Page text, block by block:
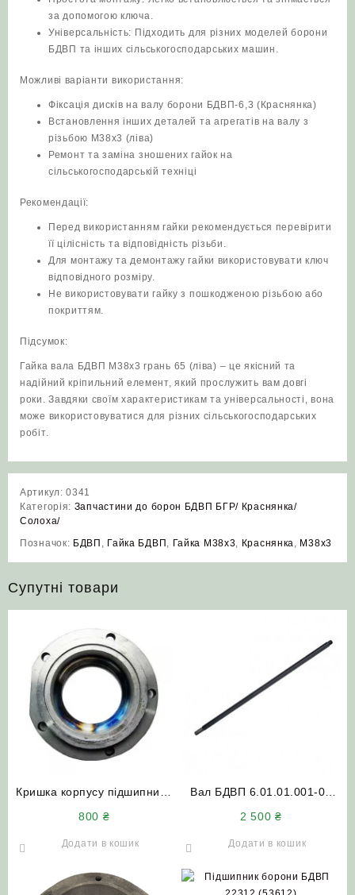
за допомогою ключа.
Універсальність: Підходить для різних моделей борони
БДВП та інших сільськогосподарських машин.
Можливі варіанти використання:
Фіксація дисків на валу борони БДВП-6,3 (Краснянка)
Встановлення інших деталей та агрегатів на валу з
різьбою М38х3 (ліва)
Ремонт та заміна зношених гайок на
сільськогосподарській техніці
Рекомендації:
Перед використанням гайки рекомендується перевірити
її цілісність та відповідність різьби.
Для монтажу та демонтажу гайки використовувати ключ
відповідного розміру.
Не використовувати гайку з пошкодженою різьбою або
покриттям.
Підсумок:
Гайка вала БДВП М38х3 грань 65 (ліва) – це якісний та
надійний кріпильний елемент, який прослужить вам довгі
роки. Завдяки своїм характеристикам та універсальності, вона
може використовуватися для різних сільськогосподарських
робіт.
Артикул:0341
Категорія: Запчастини до борон БДВП БГР/ Краснянка/
Солоха/
Позначок: БДВП Гайка БДВП Гайка М38х3 Краснянка М38х3
Супутні товари
Кришка корпусу підшипника
борони Фрегат БПД
(сталева)
800 ₴
Додати в кошик
Вал БДВП 6.01.01.001-01
(квадрат 40х40)
2 500₴
Додати в кошик